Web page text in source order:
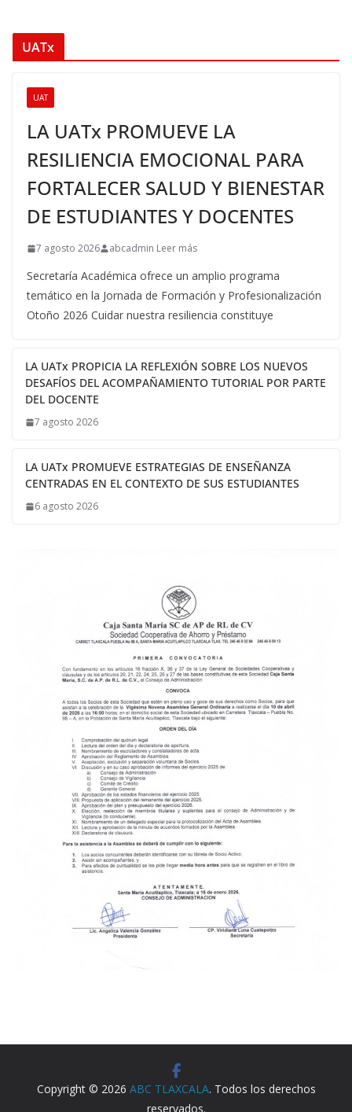
UATx
UAT
LA UATx PROMUEVE LA
RESILIENCIA EMOCIONAL PARA
FORTALECER SALUD Y BIENESTAR
DE ESTUDIANTES Y DOCENTES
7 agosto 2026 abcadmin Leer más
Secretaría Académica ofrece un amplio programa
temático en la Jornada de Formación y Profesionalización
Otoño 2026 Cuidar nuestra resiliencia constituye
LA UATx PROPICIA LA REFLEXIÓN SOBRE LOS NUEVOS
DESAFÍOS DEL ACOMPAÑAMIENTO TUTORIAL POR PARTE
DEL DOCENTE
7 agosto 2026
LA UATx PROMUEVE ESTRATEGIAS DE ENSEÑANZA
CENTRADAS EN EL CONTEXTO DE SUS ESTUDIANTES
6 agosto 2026
Copyright © 2026 ABC TLAXCALA. Todos los derechos
reservados.